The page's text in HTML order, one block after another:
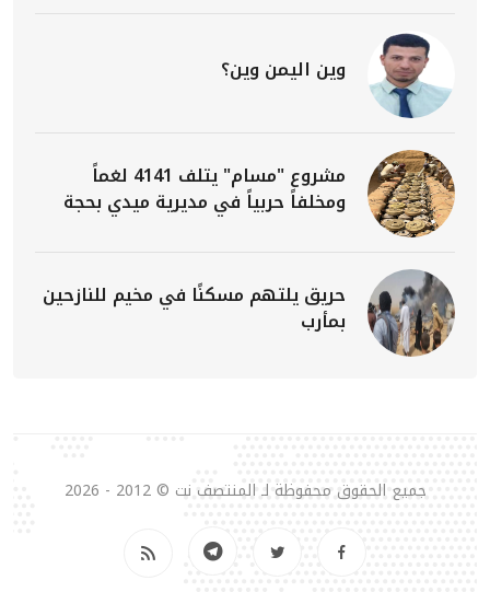
وين اليمن وين؟
مشروع "مسام" يتلف 4141 لغماً
ومخلفاً حربياً في مديرية ميدي بحجة
حريق يلتهم مسكنًا في مخيم للنازحين
بمأرب
جميع الحقوق محفوظة لـ المنتصف نت © 2012 - 2026